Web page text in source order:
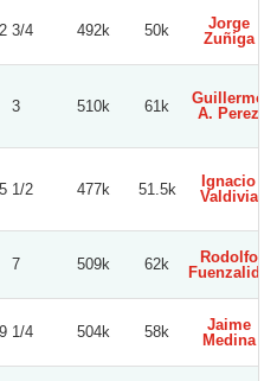
2 3/4 492k 50k
Jorge
Zuñiga
3 510k 61k
Guillermo
A. Perez
5 1/2 477k 51.5k
Ignacio
Valdivia
7 509k 62k
Rodolfo
Fuenzalida
9 1/4 504k 58k
Jaime
Medina